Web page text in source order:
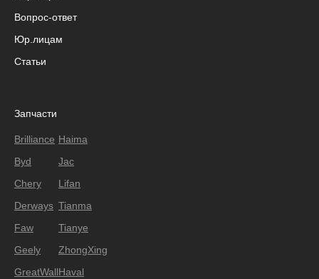
Вопрос-ответ
Юр.лицам
Статьи
Запчасти
Brilliance
Byd
Chery
Derways
Faw
Geely
GreatWall
Haima
Jac
Lifan
Tianma
Tianye
ZhongXing
Haval